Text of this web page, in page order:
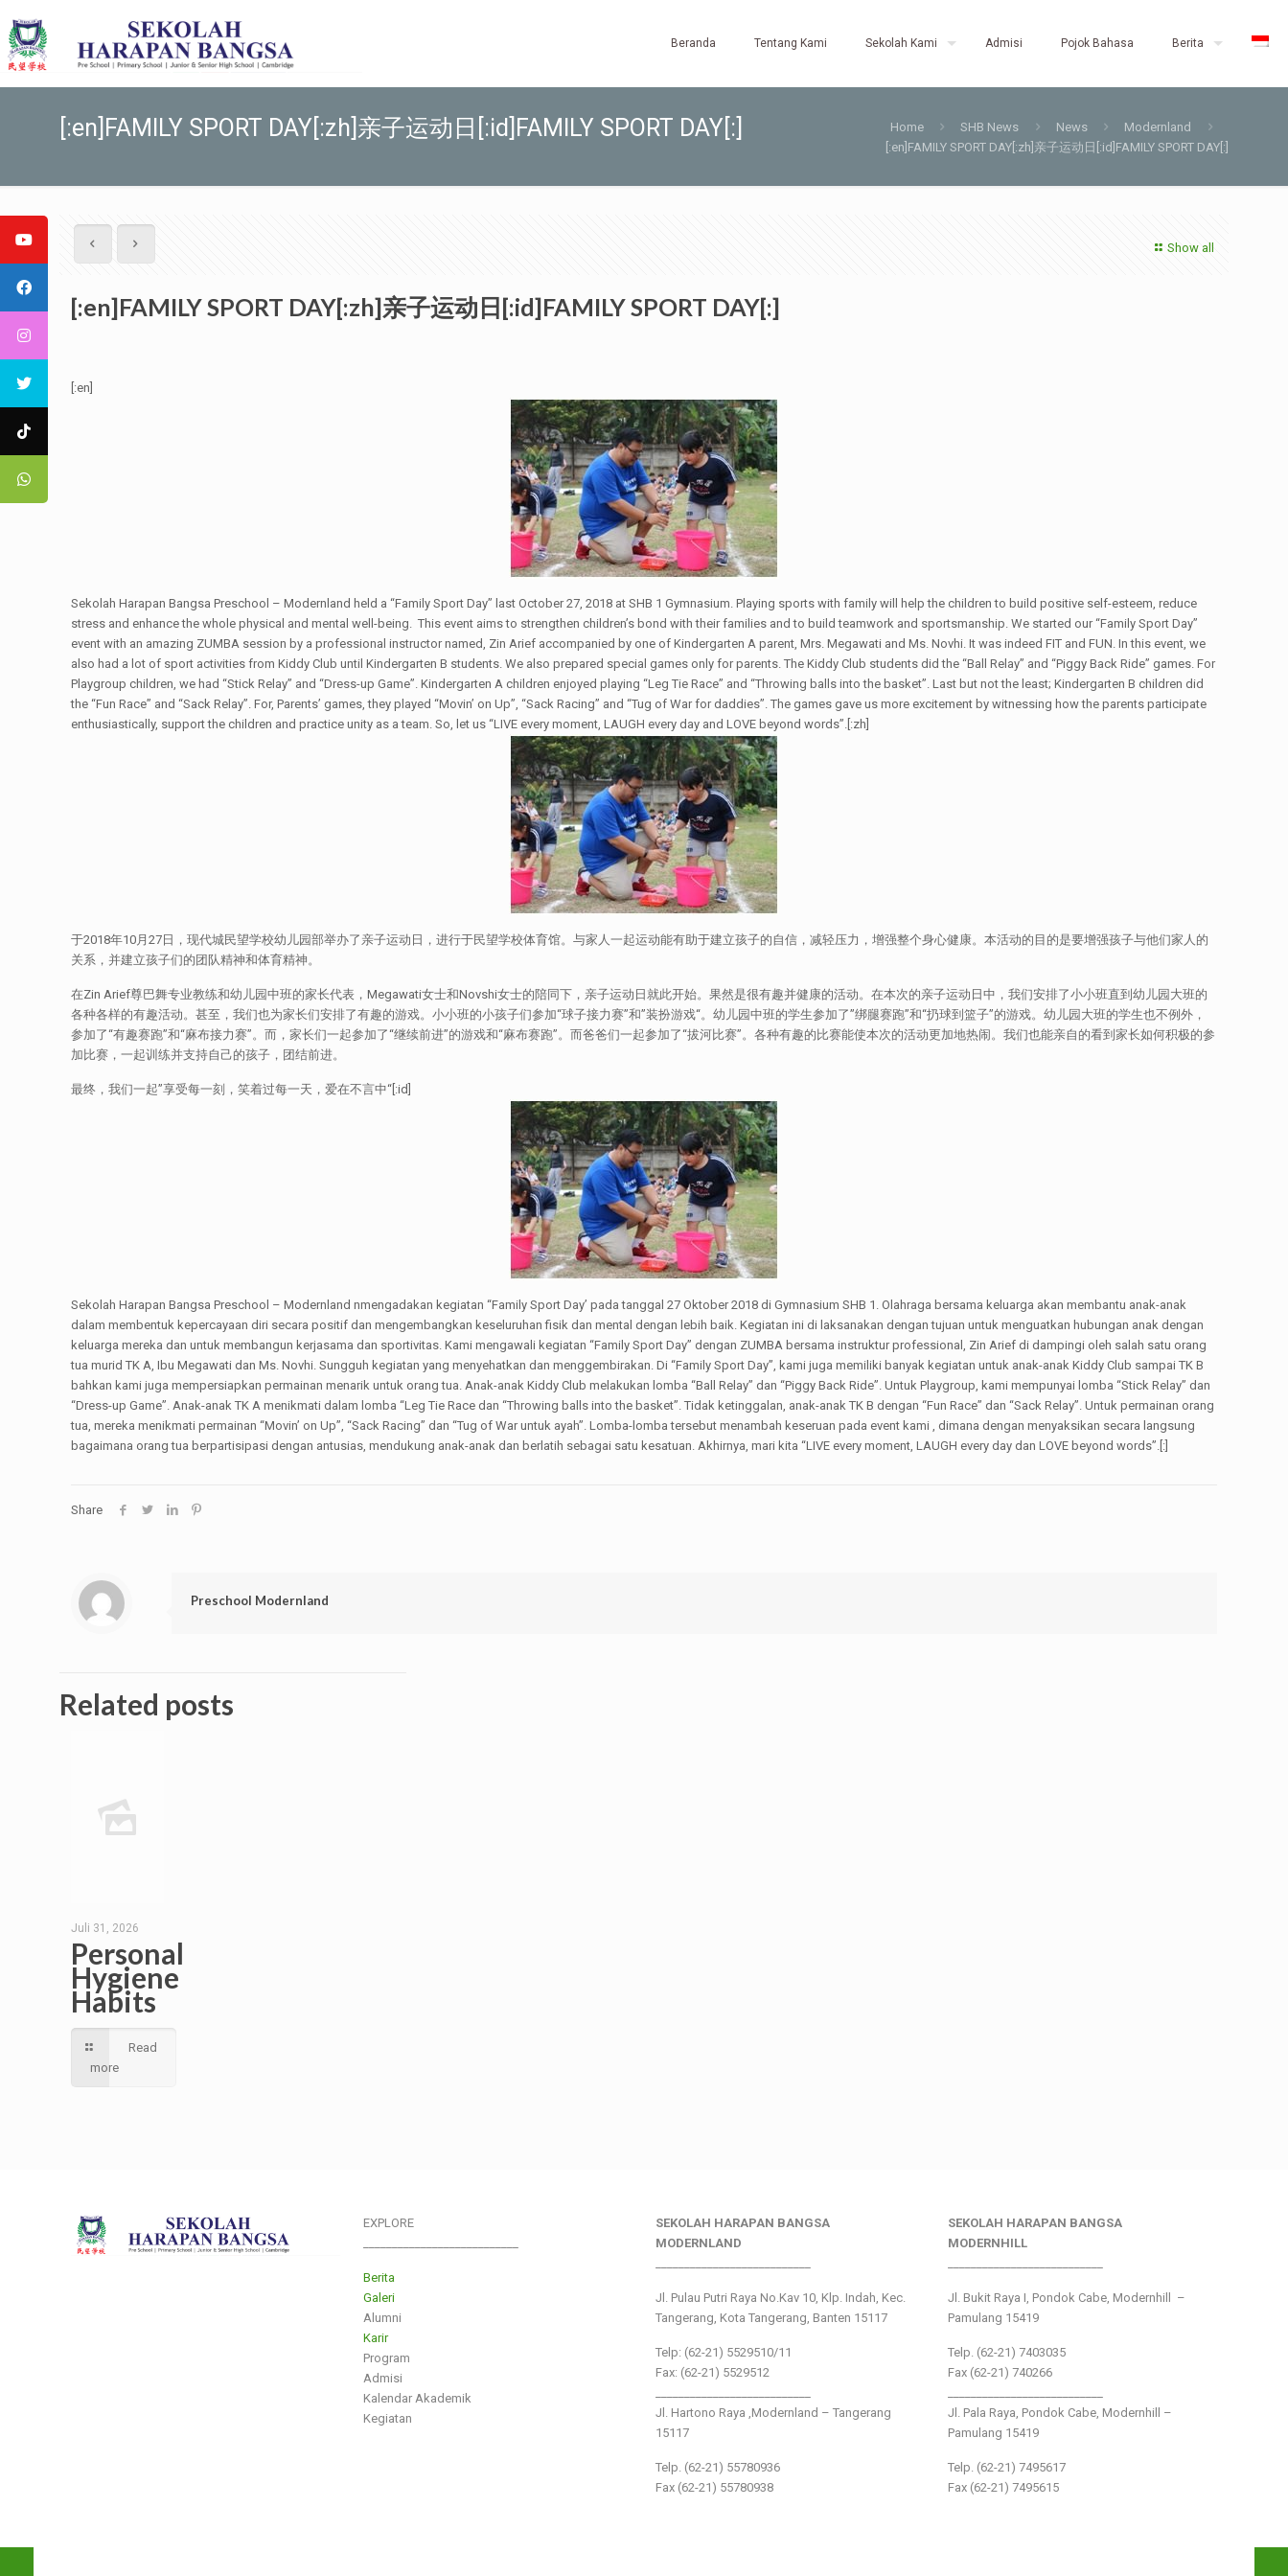
Beranda Tentang Kami Sekolah Kami Admisi Pojok Bahasa Berita
[:en]FAMILY SPORT DAY[:zh]亲子运动日[:id]FAMILY SPORT DAY[:] Home SHB News News
Modernland
[:en]FAMILY SPORT DAY[:zh]亲子运动日[:id]FAMILY SPORT DAY[:]
Show all
[:en]FAMILY SPORT DAY[:zh]亲子运动日[:id]FAMILY SPORT DAY[:]
[:en]
Sekolah Harapan Bangsa Preschool – Modernland held a “Family Sport Day” last October 27, 2018 at SHB 1 Gymnasium. Playing sports with family will help the children to build positive self-esteem, reduce
stress and enhance the whole physical and mental well-being. This event aims to strengthen children’s bond with their families and to build teamwork and sportsmanship. We started our “Family Sport Day”
event with an amazing ZUMBA session by a professional instructor named, Zin Arief accompanied by one of Kindergarten A parent, Mrs. Megawati and Ms. Novhi. It was indeed FIT and FUN. In this event, we
also had a lot of sport activities from Kiddy Club until Kindergarten B students. We also prepared special games only for parents. The Kiddy Club students did the “Ball Relay” and “Piggy Back Ride” games. For
Playgroup children, we had “Stick Relay” and “Dress-up Game”. Kindergarten A children enjoyed playing “Leg Tie Race” and “Throwing balls into the basket”. Last but not the least; Kindergarten B children did
the “Fun Race” and “Sack Relay”. For, Parents’ games, they played “Movin’ on Up”, “Sack Racing” and “Tug of War for daddies”. The games gave us more excitement by witnessing how the parents participate
enthusiastically, support the children and practice unity as a team. So, let us “LIVE every moment, LAUGH every day and LOVE beyond words”. [:zh]
于2018年10月27日，现代城民望学校幼儿园部举办了亲子运动日，进行于民望学校体育馆。与家人一起运动能有助于建立孩子的自信，减轻压力，增强整个身心健康。本活动的目的是要增强孩子与他们家人的
关系，并建立孩子们的团队精神和体育精神。
在Zin Arief尊巴舞专业教练和幼儿园中班的家长代表，Megawati女士和Novshi女士的陪同下，亲子运动日就此开始。果然是很有趣并健康的活动。在本次的亲子运动日中，我们安排了小小班直到幼儿园大班的
各种各样的有趣活动。甚至，我们也为家长们安排了有趣的游戏。小小班的小孩子们参加“球子接力赛”和”装扮游戏“。幼儿园中班的学生参加了”绑腿赛跑”和“扔球到篮子”的游戏。幼儿园大班的学生也不例外，
参加了“有趣赛跑”和“麻布接力赛”。而，家长们一起参加了“继续前进”的游戏和“麻布赛跑”。而爸爸们一起参加了“拔河比赛”。各种有趣的比赛能使本次的活动更加地热闹。我们也能亲自的看到家长如何积极的参
加比赛，一起训练并支持自己的孩子，团结前进。
最终，我们一起”享受每一刻，笑着过每一天，爱在不言中“[:id]
Sekolah Harapan Bangsa Preschool – Modernland nmengadakan kegiatan “Family Sport Day’ pada tanggal 27 Oktober 2018 di Gymnasium SHB 1. Olahraga bersama keluarga akan membantu anak-anak
dalam membentuk kepercayaan diri secara positif dan mengembangkan keseluruhan fisik dan mental dengan lebih baik. Kegiatan ini di laksanakan dengan tujuan untuk menguatkan hubungan anak dengan
keluarga mereka dan untuk membangun kerjasama dan sportivitas. Kami mengawali kegiatan “Family Sport Day” dengan ZUMBA bersama instruktur professional, Zin Arief di dampingi oleh salah satu orang
tua murid TK A, Ibu Megawati dan Ms. Novhi. Sungguh kegiatan yang menyehatkan dan menggembirakan. Di “Family Sport Day”, kami juga memiliki banyak kegiatan untuk anak-anak Kiddy Club sampai TK B
bahkan kami juga mempersiapkan permainan menarik untuk orang tua. Anak-anak Kiddy Club melakukan lomba “Ball Relay” dan “Piggy Back Ride”. Untuk Playgroup, kami mempunyai lomba “Stick Relay” dan
“Dress-up Game”. Anak-anak TK A menikmati dalam lomba “Leg Tie Race dan “Throwing balls into the basket”. Tidak ketinggalan, anak-anak TK B dengan “Fun Race” dan “Sack Relay”. Untuk permainan orang
tua, mereka menikmati permainan “Movin’ on Up”, “Sack Racing” dan “Tug of War untuk ayah”. Lomba-lomba tersebut menambah keseruan pada event kami , dimana dengan menyaksikan secara langsung
bagaimana orang tua berpartisipasi dengan antusias, mendukung anak-anak dan berlatih sebagai satu kesatuan. Akhirnya, mari kita “LIVE every moment, LAUGH every day dan LOVE beyond words”.[:]
Share
Preschool Modernland
Related posts
Juli 31, 2026
Personal
Hygiene
Habits
Read
more
EXPLORE
Berita
Galeri
Alumni
Karir
Program
Admisi
Kalendar Akademik
Kegiatan
SEKOLAH HARAPAN BANGSA
MODERNLAND
Jl. Pulau Putri Raya No.Kav 10, Klp. Indah, Kec.
Tangerang, Kota Tangerang, Banten 15117
Telp: (62-21) 5529510/11
Fax: (62-21) 5529512
Jl. Hartono Raya ,Modernland – Tangerang
15117
Telp. (62-21) 55780936
Fax (62-21) 55780938
SEKOLAH HARAPAN BANGSA
MODERNHILL
Jl. Bukit Raya I, Pondok Cabe, Modernhill –
Pamulang 15419
Telp. (62-21) 7403035
Fax (62-21) 740266
Jl. Pala Raya, Pondok Cabe, Modernhill –
Pamulang 15419
Telp. (62-21) 7495617
Fax (62-21) 7495615